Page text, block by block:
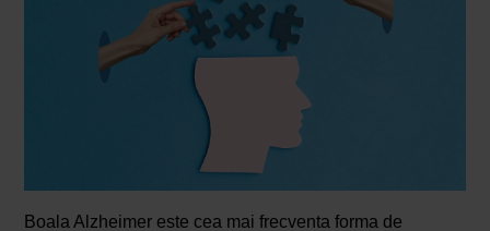
Boala Alzheimer este cea mai frecventa forma de